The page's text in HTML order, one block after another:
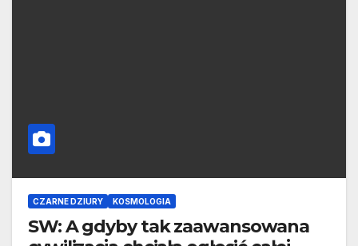
CZARNE DZIURY KOSMOLOGIA
SW: A gdyby tak zaawansowana